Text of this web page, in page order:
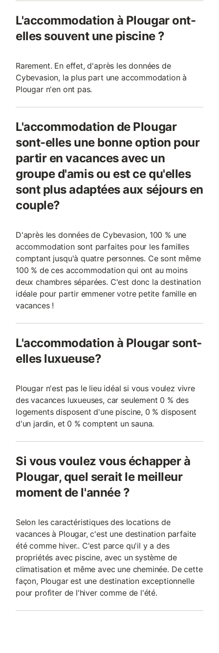
L'accommodation à Plougar ont-
elles souvent une piscine ?
Rarement. En effet, d'après les données de
Cybevasion, la plus part une accommodation à
Plougar n'en ont pas.
L'accommodation de Plougar
sont-elles une bonne option pour
partir en vacances avec un
groupe d'amis ou est ce qu'elles
sont plus adaptées aux séjours en
couple?
D'après les données de Cybevasion, 100 % une
accommodation sont parfaites pour les familles
comptant jusqu'à quatre personnes. Ce sont même
100 % de ces accommodation qui ont au moins
deux chambres séparées. C'est donc la destination
idéale pour partir emmener votre petite famille en
vacances !
L'accommodation à Plougar sont-
elles luxueuse?
Plougar n'est pas le lieu idéal si vous voulez vivre
des vacances luxueuses, car seulement 0 % des
logements disposent d'une piscine, 0 % disposent
d'un jardin, et 0 % comptent un sauna.
Si vous voulez vous échapper à
Plougar, quel serait le meilleur
moment de l'année ?
Selon les caractéristiques des locations de
vacances à Plougar, c'est une destination parfaite
été comme hiver.. C'est parce qu'il y a des
propriétés avec piscine, avec un système de
climatisation et même avec une cheminée. De cette
façon, Plougar est une destination exceptionnelle
pour profiter de l'hiver comme de l'été.